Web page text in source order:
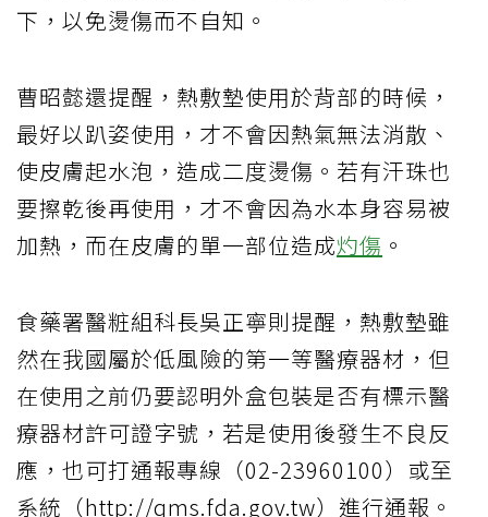
下，以免燙傷而不自知。
曹昭懿還提醒，熱敷墊使用於背部的時候，
最好以趴姿使用，才不會因熱氣無法消散、
使皮膚起水泡，造成二度燙傷。若有汗珠也
要擦乾後再使用，才不會因為水本身容易被
加熱，而在皮膚的單一部位造成灼傷 。
食藥署醫粧組科長吳正寧則提醒，熱敷墊雖
然在我國屬於低風險的第一等醫療器材，但
在使用之前仍要認明外盒包裝是否有標示醫
療器材許可證字號，若是使用後發生不良反
應，也可打通報專線（02-23960100）或至
系統（http://qms.fda.gov.tw）進行通報。